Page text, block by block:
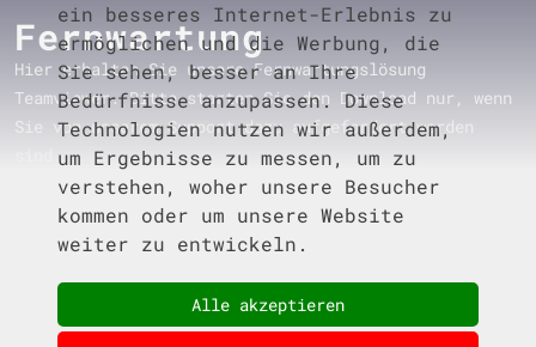
ein besseres Internet-Erlebnis zu
ermöglichen und die Werbung, die
Sie sehen, besser an Ihre
Bedürfnisse anzupassen. Diese
Technologien nutzen wir außerdem,
um Ergebnisse zu messen, um zu
verstehen, woher unsere Besucher
kommen oder um unsere Website
weiter zu entwickeln.
Alle akzeptieren
Fernwartung
Hier erhalten Sie unsere Fernwartungslösung
Teamviewer. Bitte starten Sie den Download nur, wenn
Sie von unserem Support dazu aufgefordert worden
sind.
Download Fernwartung